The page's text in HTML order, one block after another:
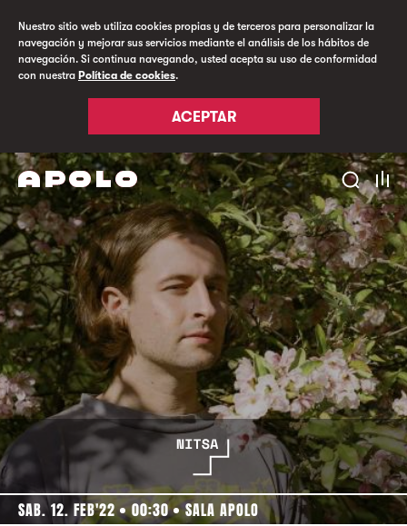
Nuestro sitio web utiliza cookies propias y de terceros para personalizar la
navegación y mejorar sus servicios mediante el análisis de los hábitos de
navegación. Si continua navegando, usted acepta su uso de conformidad
con nuestra Política de cookies.
ACEPTAR
SAB. 12. FEB'22 00:30 SALA APOLO